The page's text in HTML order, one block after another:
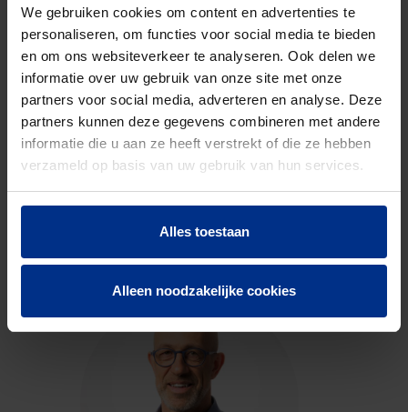
We gebruiken cookies om content en advertenties te
personaliseren, om functies voor social media te bieden
en om ons websiteverkeer te analyseren. Ook delen we
informatie over uw gebruik van onze site met onze
partners voor social media, adverteren en analyse. Deze
partners kunnen deze gegevens combineren met andere
informatie die u aan ze heeft verstrekt of die ze hebben
verzameld op basis van uw gebruik van hun services.
Alles toestaan
Alleen noodzakelijke cookies
DOWNLOADS
CONTACTEER ONS
Neem contact op met onze experts voor meer
informatie.